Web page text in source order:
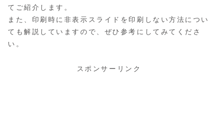
てご紹介します。
また、印刷時に非表示スライドを印刷しない方法につい
ても解説していますので、ぜひ参考にしてみてくださ
い。
スポンサーリンク